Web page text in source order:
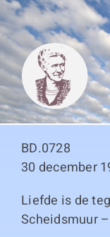
Skip
to
content
BD.0728
30 december
Liefde is de
Scheidsmuur